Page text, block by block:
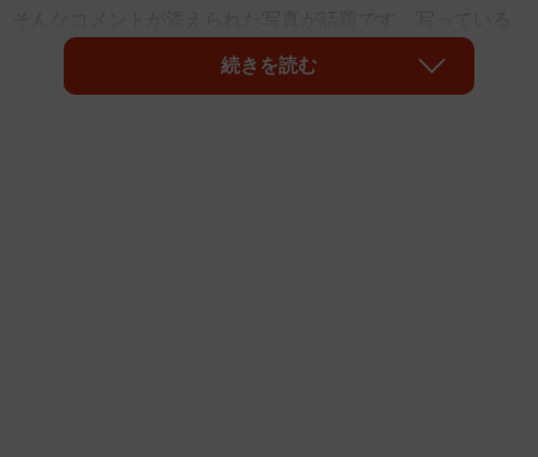
のは、茶トラの「ちくわ」ちゃん（2歳・女の子）。窓辺に
たたずむちくわちゃんは、カーテンに開いた丸い穴からひ
続きを読む